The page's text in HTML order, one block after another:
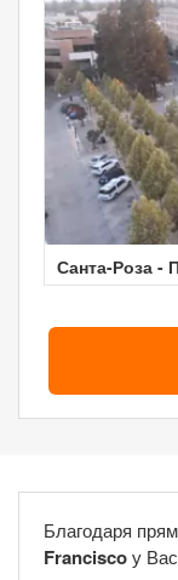
Санта-Роза -
Благодаря
Franciscoу